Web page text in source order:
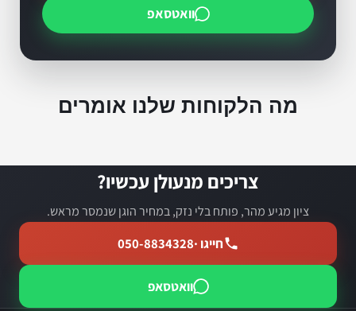
וואטסאפ
מה הלקוחות שלנו אומרים
צריכים מנעולן עכשיו?
ציון מגיע מהר, פותח בלי נזק, במחיר הוגן שנמסר מראש.
חייגו ·050-8834328
וואטסאפ